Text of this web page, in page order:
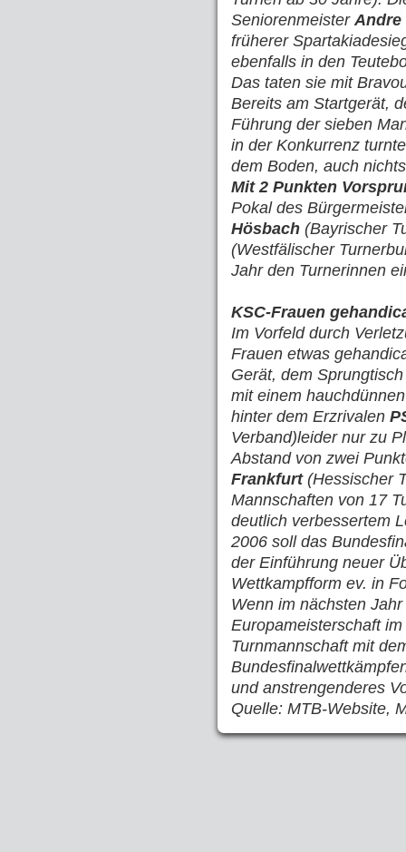
SeniorenmeisterAndre
früherer
ebenfalls in den
Das taten sie mit
Bereits am Startgerät,
Führung der sieben
in der Konkurrenz
dem Boden, auch
Mit 2 Punkten
Pokal des
Hösbach (Bayrischer
(Westfälischer
Jahr den Turnerinnen
KSC-Frauen
Im Vorfeld durch
Frauen etwas
Gerät, dem
mit einem
hinter dem Erzrivalen
Verband)leider nur zu
Abstand von zwei
Frankfurt(Hessischer
Mannschaften von 17
deutlich verbessertem
2006 soll das
der Einführung neuer
Wettkampfform ev. in
Wenn im nächsten
Europameisterschaft
Turnmannschaft mit
und anstrengenderes
Quelle: MTB-Website,